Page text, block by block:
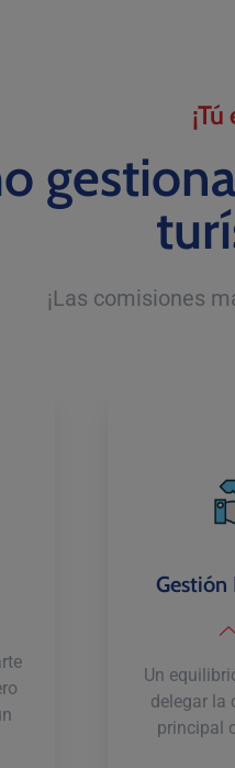
¡Las comisiones
Un
delegar la
principal